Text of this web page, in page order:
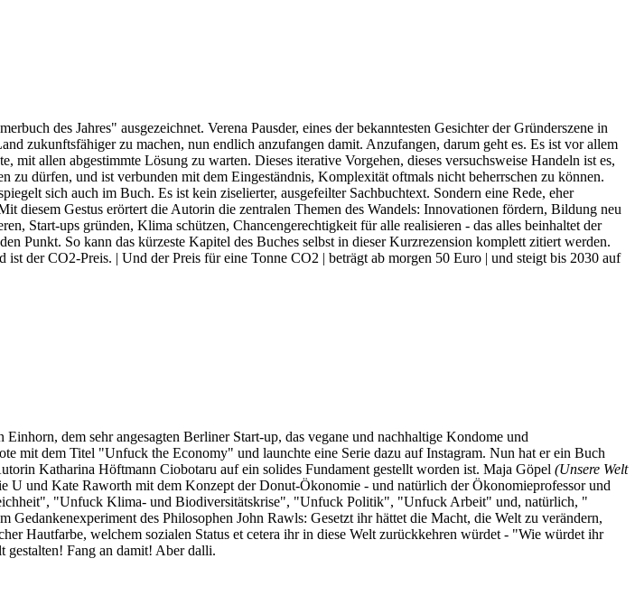
des Jahres" ausgezeichnet. Verena Pausder, eines der bekanntesten Gesichter der Gründerszene in
zukunftsfähiger zu machen, nun endlich anzufangen damit. Anzufangen, darum geht es. Es ist vor allem
allen abgestimmte Lösung zu warten. Dieses iterative Vorgehen, dieses versuchsweise Handeln ist es,
zu dürfen, und ist verbunden mit dem Eingeständnis, Komplexität oftmals nicht beherrschen zu können.
sich auch im Buch. Es ist kein ziselierter, ausgefeilter Sachbuchtext. Sondern eine Rede, eher
Gestus erörtert die Autorin die zentralen Themen des Wandels: Innovationen fördern, Bildung neu
Start-ups gründen, Klima schützen, Chancengerechtigkeit für alle realisieren - das alles beinhaltet der
Punkt. So kann das kürzeste Kapitel des Buches selbst in dieser Kurzrezension komplett zitiert werden.
der CO2-Preis. | Und der Preis für eine Tonne CO2 | beträgt ab morgen 50 Euro | und steigt bis 2030 auf
dem sehr angesagten Berliner Start-up, das vegane und nachhaltige Kondome und
mit dem Titel "Unfuck the Economy" und launchte eine Serie dazu auf Instagram. Nun hat er ein Buch
Katharina Höftmann Ciobotaru auf ein solides Fundament gestellt worden ist. Maja Göpel (Unsere Welt
U und Kate Raworth mit dem Konzept der Donut-Ökonomie - und natürlich der Ökonomieprofessor und
"Unfuck Klima- und Biodiversitätskrise", "Unfuck Politik", "Unfuck Arbeit" und, natürlich, "
des Philosophen John Rawls: Gesetzt ihr hättet die Macht, die Welt zu verändern,
Hautfarbe, welchem sozialen Status et cetera ihr in diese Welt zurückkehren würdet - "Wie würdet ihr
gestalten! Fang an damit! Aber dalli.